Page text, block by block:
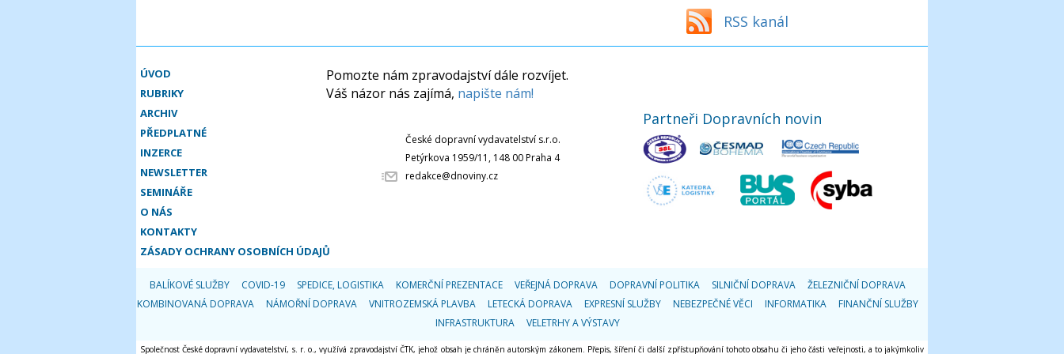
RSS kanál
ÚVOD
RUBRIKY
ARCHIV
PŘEDPLATNÉ
INZERCE
NEWSLETTER
SEMINÁŘE
O NÁS
KONTAKTY
ZÁSADY OCHRANY OSOBNÍCH ÚDAJŮ
Pomozte nám zpravodajství dále rozvíjet.
Váš názor nás zajímá, napište nám!
České dopravní vydavatelství s.r.o.
Petýrkova 1959/11, 148 00 Praha 4
redakce@dnoviny.cz
Partneři Dopravních novin
BALÍKOVÉ SLUŽBY COVID-19 SPEDICE, LOGISTIKA KOMERČNÍ PREZENTACE VEŘEJNÁ DOPRAVA DOPRAVNÍ POLITIKA SILNIČNÍ DOPRAVA
ŽELEZNIČNÍ DOPRAVA
KOMBINOVANÁ DOPRAVA
NÁMOŘNÍ DOPRAVA VNITROZEMSKÁ PLAVBA LETECKÁ DOPRAVA EXPRESNÍ SLUŽBY NEBEZPEČNÉ VĚCI INFORMATIKA
FINANČNÍ SLUŽBY
INFRASTRUKTURA
VELETRHY A VÝSTAVY
Společnost České dopravní vydavatelství, s. r. o., využívá zpravodajství ČTK, jehož obsah je chráněn autorským zákonem. Přepis, šíření či další zpřístupňování tohoto obsahu či jeho části veřejnosti, a to jakýmkoliv